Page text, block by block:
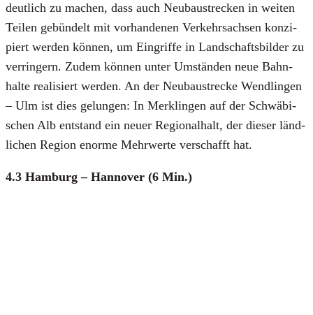
deut­lich zu machen, dass auch Neu­bau­stre­cken in wei­ten
Tei­len gebün­delt mit vor­han­de­nen Ver­kehrs­ach­sen kon­zi­
piert wer­den kön­nen, um Ein­grif­fe in Land­schafts­bil­der zu
ver­rin­gern. Zudem kön­nen unter Umstän­den neue Bahn­
hal­te rea­li­siert wer­den. An der Neu­bau­stre­cke Wend­lin­gen
– Ulm ist dies gelun­gen: In Mer­k­lin­gen auf der Schwä­bi­
schen Alb ent­stand ein neu­er Regio­nal­halt, der die­ser länd­
li­chen Regi­on enor­me Mehr­wer­te ver­schafft hat.
4.3 Ham­burg – Han­no­ver (6 Min.)